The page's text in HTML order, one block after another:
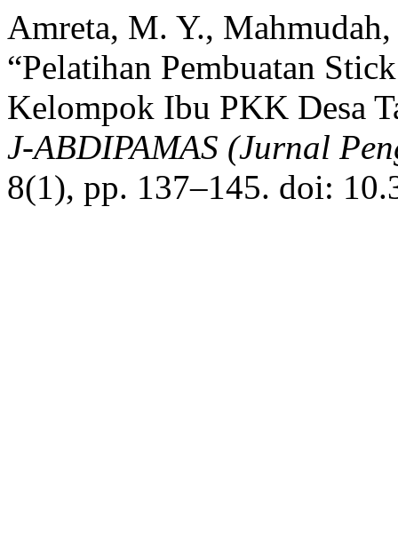
Amreta, M. Y.,
“Pelatihan Pembuatan
Kelompok Ibu PKK Desa
J-ABDIPAMAS (Jurnal
8(1), pp. 137–145. doi: